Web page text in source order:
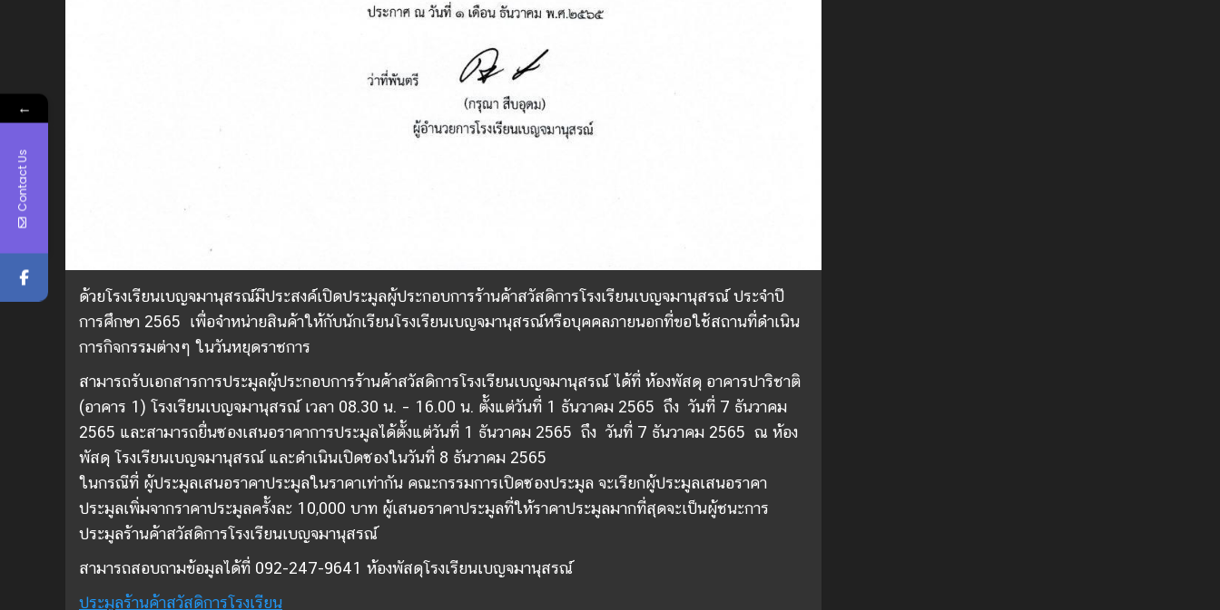
ด้วยโรงเรียนเบญจมานุสรณ์มีประสงค์เปิดประมูลผู้ประกอบการร้านค้าสวัสดิการโรงเรียนเบญจมานุสรณ์ ประจำปี
การศึกษา 2565 เพื่อจำหน่ายสินค้าให้กับนักเรียนโรงเรียนเบญจมานุสรณ์หรือบุคคลภายนอกที่ขอใช้สถานที่ดำเนิน
การกิจกรรมต่างๆ ในวันหยุดราชการ
สามารถรับเอกสารการประมูลผู้ประกอบการร้านค้าสวัสดิการโรงเรียนเบญจมานุสรณ์ ได้ที่ ห้องพัสดุ อาคารปาริชาติ
(อาคาร 1) โรงเรียนเบญจมานุสรณ์ เวลา 08.30 น. – 16.00 น. ตั้งแต่วันที่ 1 ธันวาคม 2565 ถึง วันที่ 7 ธันวาคม
2565 และสามารถยื่นซองเสนอราคาการประมูลได้ตั้งแต่วันที่ 1 ธันวาคม 2565 ถึง วันที่ 7 ธันวาคม 2565 ณ ห้อง
พัสดุ โรงเรียนเบญจมานุสรณ์ และดำเนินเปิดซองในวันที่ 8 ธันวาคม 2565
ในกรณีที่ ผู้ประมูลเสนอราคาประมูลในราคาเท่ากัน คณะกรรมการเปิดซองประมูล จะเรียกผู้ประมูลเสนอราคา
ประมูลเพิ่มจากราคาประมูลครั้งละ 10,000 บาท ผู้เสนอราคาประมูลที่ให้ราคาประมูลมากที่สุดจะเป็นผู้ชนะการ
ประมูลร้านค้าสวัสดิการโรงเรียนเบญจมานุสรณ์
สามารถสอบถามข้อมูลได้ที่ 092-247-9641 ห้องพัสดุโรงเรียนเบญจมานุสรณ์
ประมูลร้านค้าสวัสดิการโรงเรียน
←
Contact Us